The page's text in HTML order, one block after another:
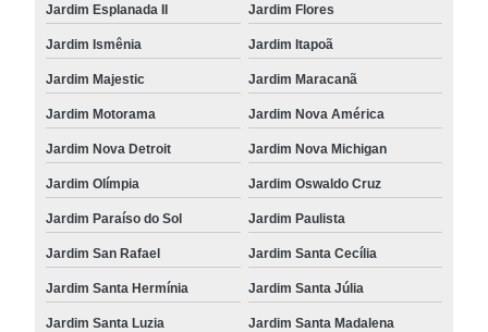
Jardim Esplanada II Jardim Flores
Jardim Ismênia Jardim Itapoã
Jardim Majestic Jardim Maracanã
Jardim Motorama Jardim Nova América
Jardim Nova Detroit Jardim Nova Michigan
Jardim Olímpia Jardim Oswaldo Cruz
Jardim Paraíso do Sol Jardim Paulista
Jardim San Rafael Jardim Santa Cecília
Jardim Santa Hermínia Jardim Santa Júlia
Jardim Santa Luzia Jardim Santa Madalena